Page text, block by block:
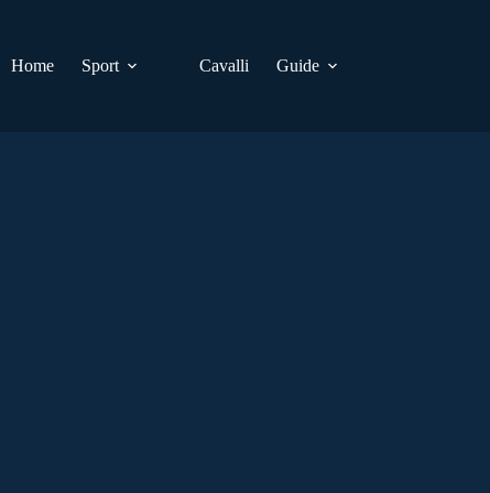
Home
Sport Cavalli Guide